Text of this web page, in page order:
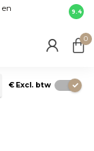
en
direct
9.4
0
€ Excl. btw